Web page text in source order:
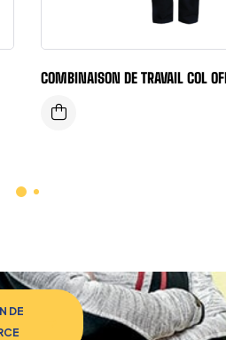
COMBINAISON DE TRAVAIL COL
DE